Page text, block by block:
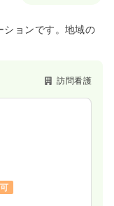
ションです。地域の
訪問看護